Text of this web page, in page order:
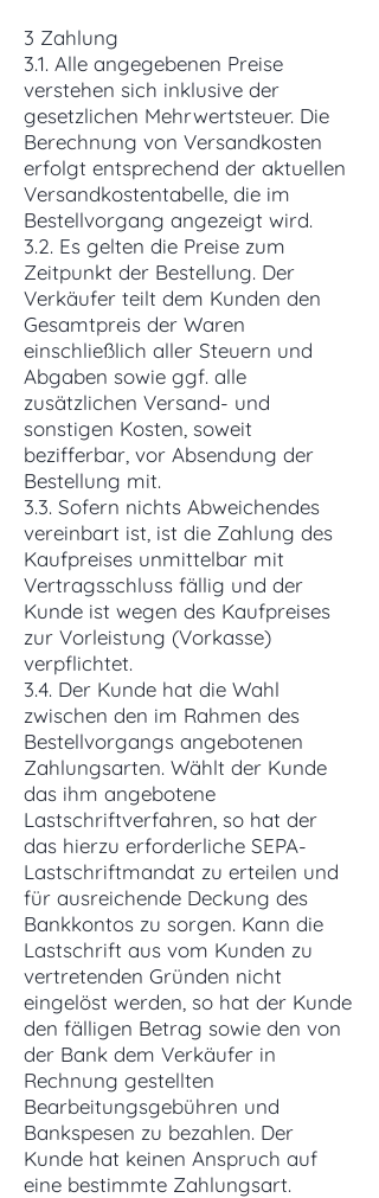
3 Zahlung
3.1. Alle angegebenen Preise
verstehen sich inklusive der
gesetzlichen Mehrwertsteuer. Die
Berechnung von Versandkosten
erfolgt entsprechend der aktuellen
Versandkostentabelle, die im
Bestellvorgang angezeigt wird.
3.2. Es gelten die Preise zum
Zeitpunkt der Bestellung. Der
Verkäufer teilt dem Kunden den
Gesamtpreis der Waren
einschließlich aller Steuern und
Abgaben sowie ggf. alle
zusätzlichen Versand- und
sonstigen Kosten, soweit
bezifferbar, vor Absendung der
Bestellung mit.
3.3. Sofern nichts Abweichendes
vereinbart ist, ist die Zahlung des
Kaufpreises unmittelbar mit
Vertragsschluss fällig und der
Kunde ist wegen des Kaufpreises
zur Vorleistung (Vorkasse)
verpflichtet.
3.4. Der Kunde hat die Wahl
zwischen den im Rahmen des
Bestellvorgangs angebotenen
Zahlungsarten. Wählt der Kunde
das ihm angebotene
Lastschriftverfahren, so hat der
das hierzu erforderliche SEPA-
Lastschriftmandat zu erteilen und
für ausreichende Deckung des
Bankkontos zu sorgen. Kann die
Lastschrift aus vom Kunden zu
vertretenden Gründen nicht
eingelöst werden, so hat der Kunde
den fälligen Betrag sowie den von
der Bank dem Verkäufer in
Rechnung gestellten
Bearbeitungsgebühren und
Bankspesen zu bezahlen. Der
Kunde hat keinen Anspruch auf
eine bestimmte Zahlungsart.